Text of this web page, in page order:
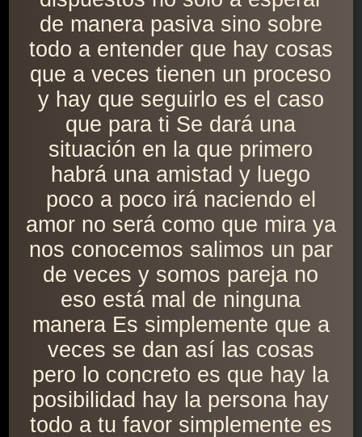
de manera pasiva sino sobre
todo a entender que hay cosas
que a veces tienen un proceso
y hay que seguirlo es el caso
que para ti Se dará una
situación en la que primero
habrá una amistad y luego
poco a poco irá naciendo el
amor no será como que mira ya
nos conocemos salimos un par
de veces y somos pareja no
eso está mal de ninguna
manera Es simplemente que a
veces se dan así las cosas
pero lo concreto es que hay la
posibilidad hay la persona hay
todo a tu favor simplemente es